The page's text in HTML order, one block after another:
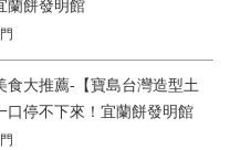
蘭餅發明館
食大推薦-【寶島台灣造型土
口停不下來！宜蘭餅發明館